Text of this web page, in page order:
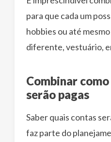
para que cada um
hobbies ou até
diferente, vestuário,
Combinar
serão pagas
Saber quais contas
faz parte do